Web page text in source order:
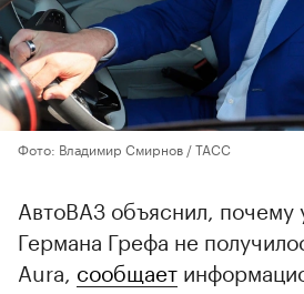
Фото: Владимир Смирнов / ТАСС
АвтоВАЗ объяснил, почему
Германа Грефа не
Aura, сообщает